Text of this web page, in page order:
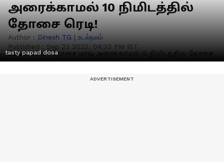
அரைக்காமல் 10 நிமிடத்தில்
தோசை ரெடி!
Author : Dinesh TG | உடல்நலம்
Published : Sep 23 2022, 04:33 PM IST
tasty papad dosa